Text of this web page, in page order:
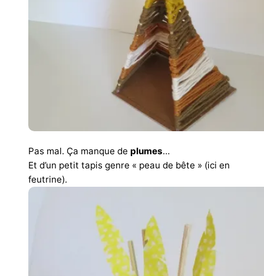
Pas mal. Ça manque de plumes…
Et d’un petit tapis genre « peau de bête » (ici en
feutrine).